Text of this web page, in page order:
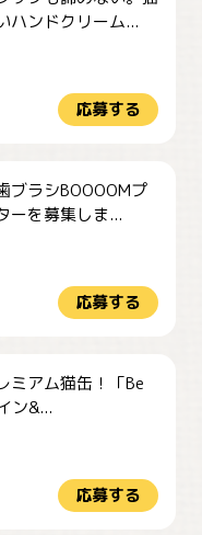
ハンドクリーム...
応募する
ブラシBOOOOMプ
ーを募集しま...
応募する
ミアム猫缶！「Be
ン&...
応募する